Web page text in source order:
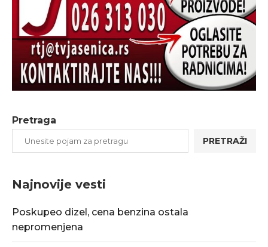
Pretraga
PRETRAŽI
Najnovije vesti
Poskupeo dizel, cena benzina ostala
nepromenjena